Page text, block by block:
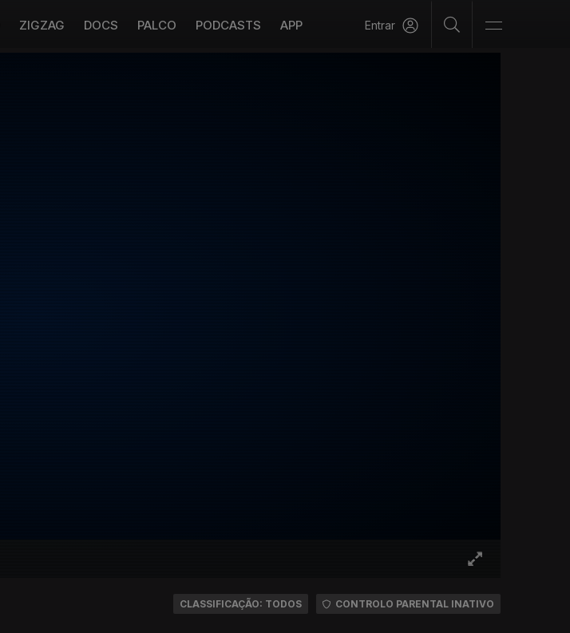
ZIGZAG DOCS PALCO PODCASTS APP Entrar
CLASSIFICAÇÃO: TODOS CONTROLO PARENTAL INATIVO